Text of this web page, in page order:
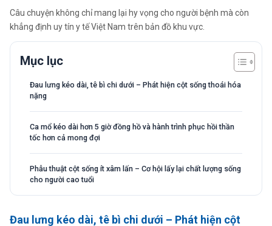
Câu chuyện không chỉ mang lại hy vọng cho người bệnh mà còn
khẳng định uy tín y tế Việt Nam trên bản đồ khu vực.
Mục lục
Đau lưng kéo dài, tê bì chi dưới – Phát hiện cột sống thoái hóa
nặng
Ca mổ kéo dài hơn 5 giờ đồng hồ và hành trình phục hồi thần
tốc hơn cả mong đợi
Phẫu thuật cột sống ít xâm lấn – Cơ hội lấy lại chất lượng sống
cho người cao tuổi
Đau lưng kéo dài, tê bì chi dưới – Phát hiện cột